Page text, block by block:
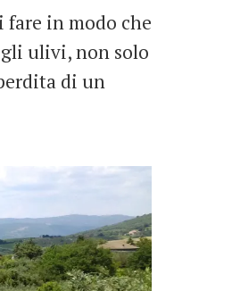
fare in modo che
ulivi, non solo
di un